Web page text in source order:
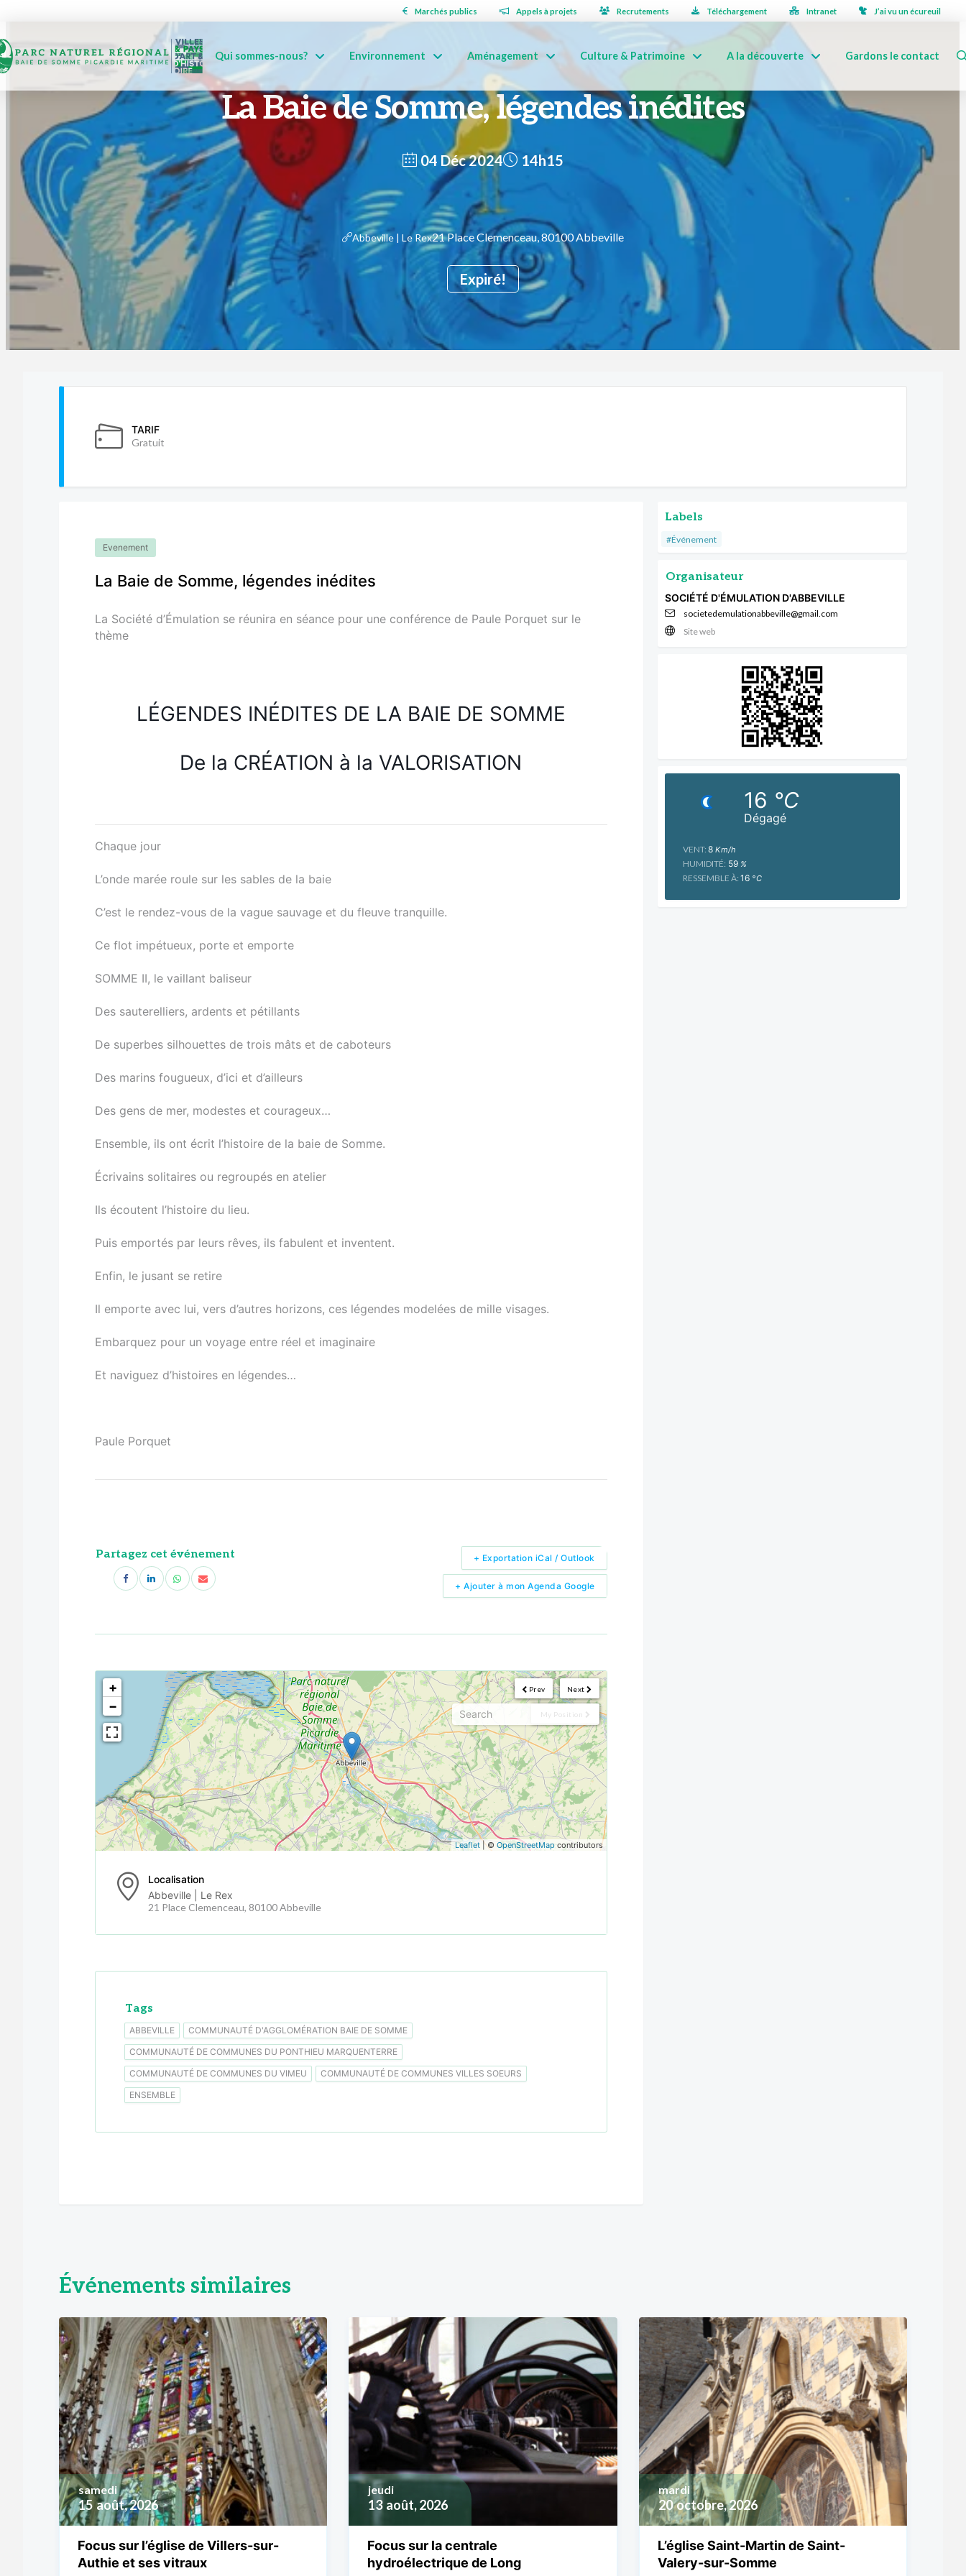
Marchés publics Appels à projets Recrutements Téléchargement Intranet J’ai vu un écureuil
Qui sommes-nous? Environnement Aménagement Culture & Patrimoine A la découverte Gardons le contact
La Baie de Somme, légendes inédites
04 Déc 2024
Expiré!
14h15
Abbeville | Le Rex21 Place Clemenceau, 80100 Abbeville
TARIF
Gratuit
Evenement
La Baie de Somme, légendes inédites
La Société d’Émulation se réunira en séance pour une conférence de Paule Porquet sur le
thème
LÉGENDES INÉDITES DE LA BAIE DE SOMME
De la CRÉATION à la VALORISATION
Chaque jour
L’onde marée roule sur les sables de la baie
C’est le rendez-vous de la vague sauvage et du fleuve tranquille.
Ce flot impétueux, porte et emporte
SOMME II, le vaillant baliseur
Des sauterelliers, ardents et pétillants
De superbes silhouettes de trois mâts et de caboteurs
Des marins fougueux, d’ici et d’ailleurs
Des gens de mer, modestes et courageux…
Ensemble, ils ont écrit l’histoire de la baie de Somme.
Écrivains solitaires ou regroupés en atelier
Ils écoutent l’histoire du lieu.
Puis emportés par leurs rêves, ils fabulent et inventent.
Enfin, le jusant se retire
Il emporte avec lui, vers d’autres horizons, ces légendes modelées de mille visages.
Embarquez pour un voyage entre réel et imaginaire
Et naviguez d’histoires en légendes…
Paule Porquet
Partagez cet événement
+ Ajouter à mon Agenda Google
+ Exportation iCal / Outlook
Next
Prev
My Position
<!---->
+
−
Leaflet| © OpenStreetMapcontributors
Localisation
Abbeville | Le Rex
21 Place Clemenceau, 80100 Abbeville
Tags
ABBEVILLE
COMMUNAUTÉ D'AGGLOMÉRATION BAIE DE SOMME
COMMUNAUTÉ DE COMMUNES DU PONTHIEU MARQUENTERRE
COMMUNAUTÉ DE COMMUNES DU VIMEU
COMMUNAUTÉ DE COMMUNES VILLES SOEURS
ENSEMBLE
Labels
#Événement
Organisateur
SOCIÉTÉ D'ÉMULATION D'ABBEVILLE
societedemulationabbeville@gmail.com
Site web
Dégagé
16 °C
VENT: 8Km/h
HUMIDITÉ: 59%
RESSEMBLE À: 16°C
Événements similaires
15 août, 2026
samedi
Focus sur l’église de Villers-sur-
Authie et ses vitraux
13 août, 2026
jeudi
Focus sur la centrale
hydroélectrique de Long
20 octobre, 2026
mardi
L’église Saint-Martin de Saint-
Valery-sur-Somme